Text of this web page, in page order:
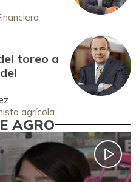
toreo a
agrícola
AGRO